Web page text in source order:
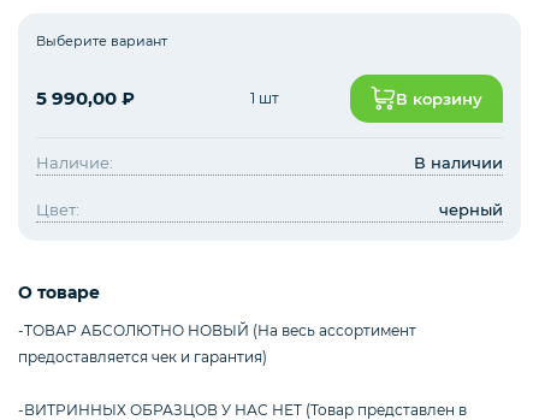
Колонки
Выберите вариант
5 990,00 ₽ 1 шт В корзину
Наличие: В наличии
Цвет: черный
О товаре
-ТОВАР АБСОЛЮТНО НОВЫЙ (На весь ассортимент
предоставляется чек и гарантия)
-ВИТРИННЫХ ОБРАЗЦОВ У НАС НЕТ (Товар представлен в